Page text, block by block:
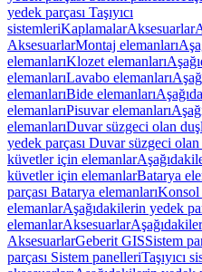
yedek parçası Taşıyıcı
sistemleriKaplamalarAksesuarlar
AksesuarlarMontaj elemanları
elemanlarıKlozet elemanları
elemanlarıLavabo elemanları
elemanlarıBide elemanları
elemanlarıPisuvar elemanları
elemanlarıDuvar süzgeci olan
yedek parçası Duvar süzgeci
küvetler için elemanlar
küvetler için elemanlarBatarya
parçası Batarya elemanları
elemanlarAşağıdakilerin yedek
elemanlarAksesuarlar
AksesuarlarGeberit GISSistem
parçası Sistem panelleriTaşıyıcı